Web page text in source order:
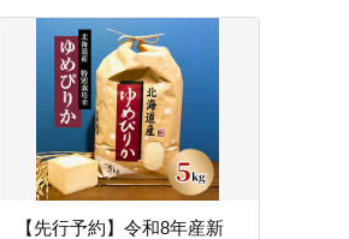
【先行予約】令和8年産新